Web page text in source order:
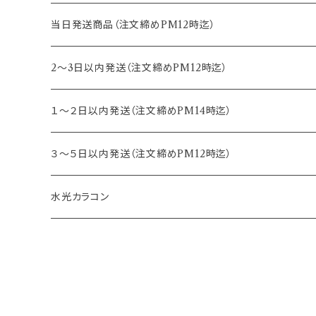
15.0mm
14.4mm
13.2mm
13.3mm
13.4mm
13.5mm
13.6mm
8.8mm
8.5mm
エヌズコレクション
トパーズ
キャンディーマジック
レヴィア
チュチュ
当日発送商品（注文締めPM12時迄）
2～3日以内発送（注文締めPM12時迄）
１～２日以内発送（注文締めPM14時迄）
３～５日以内発送（注文締めPM12時迄）
水光カラコン